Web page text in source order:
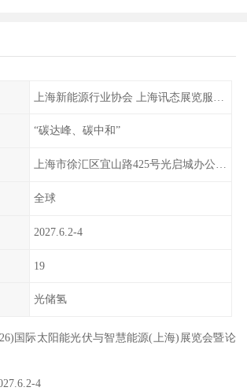
“碳达峰、碳中和”
上海市徐汇区宜山路425号光启城办公楼905-907室
全球
2027.6.2-4
19
光储氢
国际太阳能光伏与智慧能源(上海)展览会暨论
4